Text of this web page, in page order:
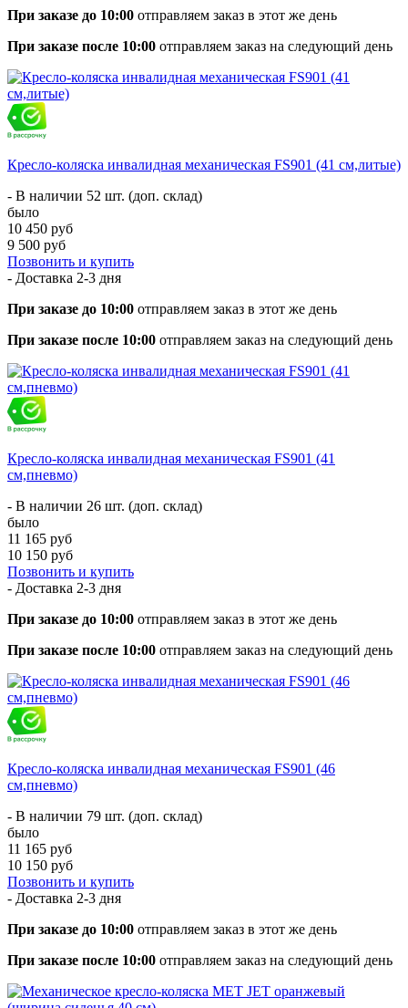
При заказе до 10:00 отправляем заказ в этот же день
При заказе после 10:00 отправляем заказ на следующий день
Кресло-коляска инвалидная механическая FS901 (41 см,литые)
- В наличии 52 шт. (доп. склад)
было
10 450 руб
9 500 руб
Позвонить и купить
- Доставка 2-3 дня
При заказе до 10:00 отправляем заказ в этот же день
При заказе после 10:00 отправляем заказ на следующий день
Кресло-коляска инвалидная механическая FS901 (41
см,пневмо)
- В наличии 26 шт. (доп. склад)
было
11 165 руб
10 150 руб
Позвонить и купить
- Доставка 2-3 дня
При заказе до 10:00 отправляем заказ в этот же день
При заказе после 10:00 отправляем заказ на следующий день
Кресло-коляска инвалидная механическая FS901 (46
см,пневмо)
- В наличии 79 шт. (доп. склад)
было
11 165 руб
10 150 руб
Позвонить и купить
- Доставка 2-3 дня
При заказе до 10:00 отправляем заказ в этот же день
При заказе после 10:00 отправляем заказ на следующий день